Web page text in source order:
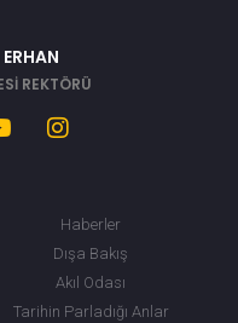
REKTÖRÜ
Haberler
Dışa Bakış
Akıl Odası
Tarihin Parladığı Anlar